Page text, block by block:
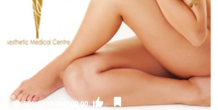
-50%€200.00 €100.00